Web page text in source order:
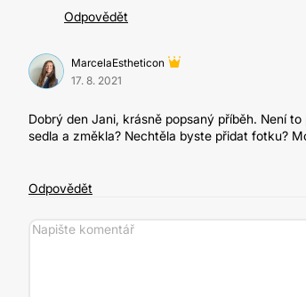
Odpovědět
MarcelaEstheticon
17. 8. 2021
Dobrý den Jani, krásně popsaný příběh. Není
sedla a změkla? Nechtěla byste přidat fotku?
Odpovědět